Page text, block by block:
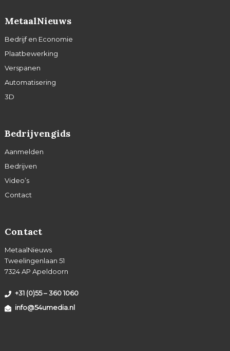
MetaalNieuws
Bedrijf en Economie
Plaatbewerking
Verspanen
Automatisering
3D
Bedrijvengids
Aanmelden
Bedrijven
Video’s
Contact
Contact
MetaalNieuws
Tweelingenlaan 51
7324 AP Apeldoorn
+31 (0)55 – 360 1060
info@54umedia.nl